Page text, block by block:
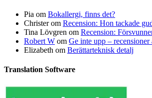
Pia om Bokallergi, finns det?
Christerom Recension: Hon tackade
Tina Lövgren om Recension:
Robert W om Ge inte upp – recensioner
Elizabeth om Berättarteknisk detalj
Translation Software